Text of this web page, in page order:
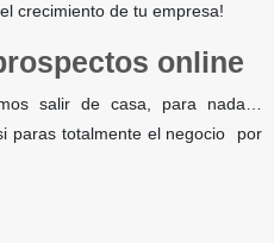
crecimiento de tu empresa!
online
salir de casa, para nada…
paras totalmente el negocio por